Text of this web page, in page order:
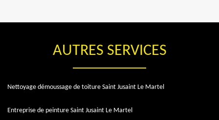
AUTRES SERVICES
Nettoyage démoussage de toiture Saint Jusaint Le Martel
Entreprise de peinture Saint Jusaint Le Martel